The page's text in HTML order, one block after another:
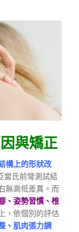
與矯正
構上的形狀改
當氏前彎測試結
無高低差異。而
、姿勢習慣、椎
，依個別的評估
、肌肉張力調